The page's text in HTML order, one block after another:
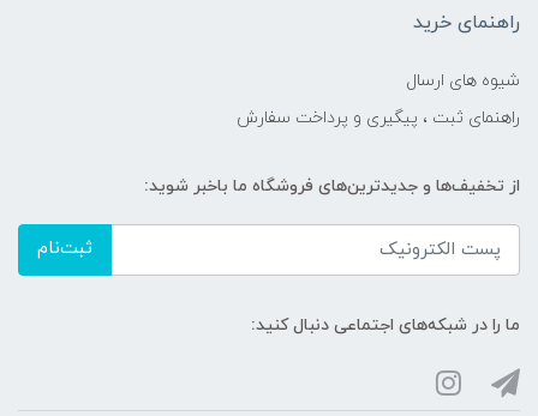
راهنمای خرید
شیوه های ارسال
راهنمای ثبت ، پیگیری و پرداخت سفارش
از تخفیف‌ها و جدیدترین‌های فروشگاه ما باخبر شوید:
ثبت‌نام
ما را در شبکه‌های اجتماعی دنبال کنید: